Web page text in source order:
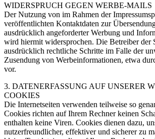
WIDERSPRUCH GEGEN WERBE-MAILS
Der Nutzung von im Rahmen der
veröffentlichten Kontaktdaten zur
ausdrücklich angeforderter Werbung und
wird hiermit widersprochen. Die Betreiber der
ausdrücklich rechtliche Schritte im Falle der
Zusendung von Werbeinformationen, etwa
vor.
3. DATENERFASSUNG AUF UNSERER
COOKIES
Die Internetseiten verwenden teilweise so
Cookies richten auf Ihrem Rechner keinen
enthalten keine Viren. Cookies dienen dazu,
nutzerfreundlicher, effektiver und sicherer zu